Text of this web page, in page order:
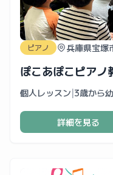
ピアノ 兵庫県宝塚
ぽこあぽこピアノ
個人レッスン|3歳から
詳細を見る